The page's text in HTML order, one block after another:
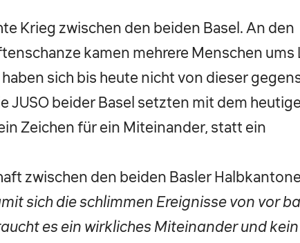
Krieg zwischen den beiden Basel. An den
kamen mehrere Menschen ums
sich bis heute nicht von dieser
JUSO beider Basel setzten mit dem
Zeichen für ein Miteinander, statt ein
zwischen den beiden Basler
sich die schlimmen Ereignisse von vor
es ein wirkliches Miteinander und kein